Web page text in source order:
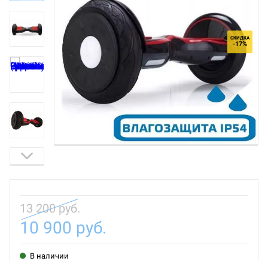
СКИДКА
-17%
13 200 руб.
10 900 руб.
В наличии